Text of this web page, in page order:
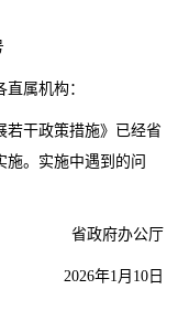
属机构：
若干政策措施》已经省
。实施中遇到的问
省政府办公厅
2026年1月10日